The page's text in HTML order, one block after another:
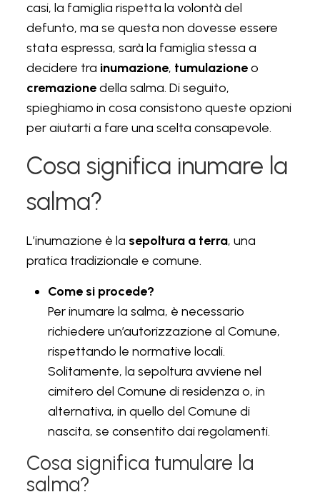
casi, la famiglia rispetta la volontà del
defunto, ma se questa non dovesse essere
stata espressa, sarà la famiglia stessa a
decidere tra inumazione, tumulazioneo
cremazionedella salma. Di seguito,
spieghiamo in cosa consistono queste opzioni
per aiutarti a fare una scelta consapevole.
Cosa significa inumare la
salma?
L’inumazione è la sepoltura a terra, una
pratica tradizionale e comune.
Come si procede?
Per inumare la salma, è necessario
richiedere un’autorizzazione al Comune,
rispettando le normative locali.
Solitamente, la sepoltura avviene nel
cimitero del Comune di residenza o, in
alternativa, in quello del Comune di
nascita, se consentito dai regolamenti.
Cosa significa tumulare la
salma?